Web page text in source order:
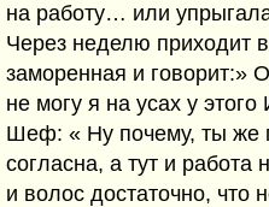
на работу… или
Через неделю приходит
заморенная и говорит:»
не могу я на усах у
Шеф: « Ну почему, ты же
согласна, а тут и работа
и волос достаточно, что